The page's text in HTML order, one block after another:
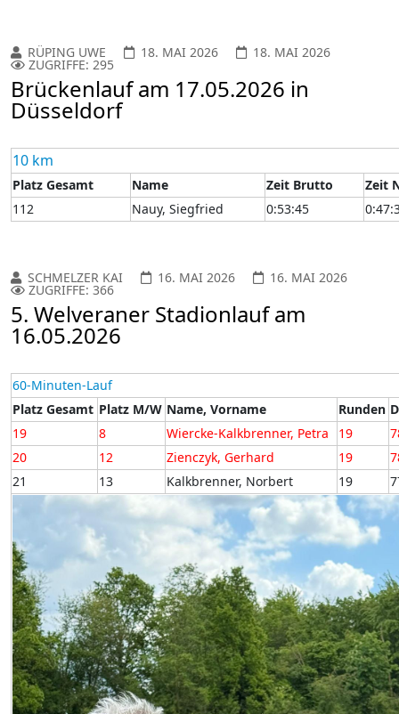
RÜPING UWE 18. MAI 2026 18. MAI 2026
ZUGRIFFE: 295
Brückenlauf am 17.05.2026 in
Düsseldorf
10 km
Platz Gesamt Name Zeit Brutto
Zeit
112
Nauy, Siegfried 0:53:45
SCHMELZER KAI 16. MAI 2026 16. MAI 2026
ZUGRIFFE: 366
5. Welveraner Stadionlauf am
16.05.2026
60-Minuten-Lauf
Platz Gesamt Platz M/W Name, Vorname Runden
19
8 Wiercke-Kalkbrenner, Petra 19
20
12 Zienczyk, Gerhard 19
21
13 Kalkbrenner, Norbert 19